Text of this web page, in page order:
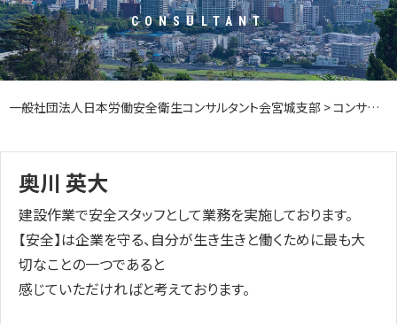
CONSULTANT
一般社団法人日本労働安全衛生コンサルタント会宮城支部 >コンサルタント
奥川 英大
建設作業で安全スタッフとして業務を実施しております。
【安全】は企業を守る、自分が生き生きと働くために最も大
切なことの一つであると
感じていただければと考えております。